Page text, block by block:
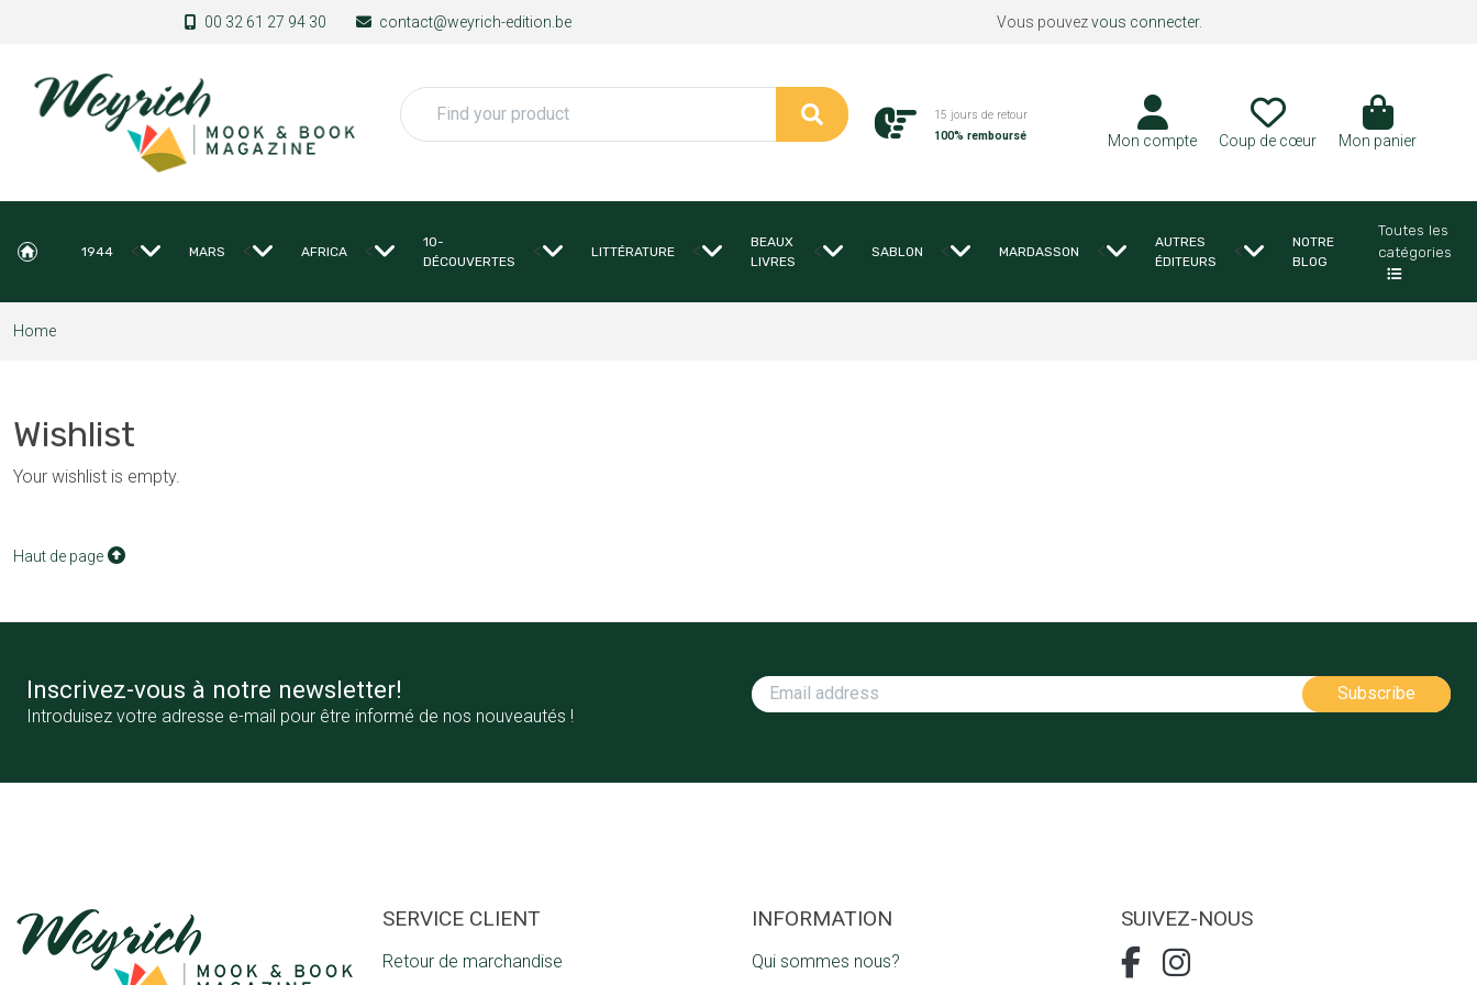
00 32 61 27 94 30 contact@weyrich-edition.be Vous pouvezvous connecter.
Search
15 jours de retour
100% remboursé
Mon compte Coup de cœur Mon panier
1944 < MARS < AFRICA <
10-
DÉCOUVERTES
< LITTÉRATURE <
BEAUX
LIVRES
< SABLON < MARDASSON <
AUTRES
ÉDITEURS
<
NOTRE
BLOG
Toutes les
catégories
Home
Wishlist
Your wishlist is empty.
Haut de page
Inscrivez-vous à notre newsletter!
Introduisez votre adresse e-mail pour être informé de nos nouveautés !
SERVICE CLIENT
Retour de marchandise
INFORMATION
Qui sommes nous?
SUIVEZ-NOUS